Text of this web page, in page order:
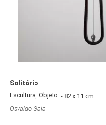
Solitário
Escultura, Objeto - 82 x 11 cm
Osvaldo Gaia